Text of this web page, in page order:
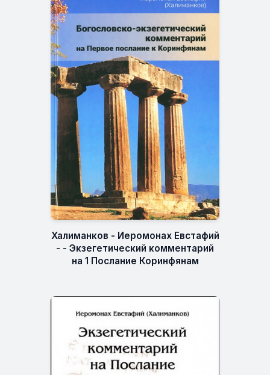
Халиманков - Иеромонах Евстафий
- - Экзегетический комментарий
на 1 Послание Коринфянам